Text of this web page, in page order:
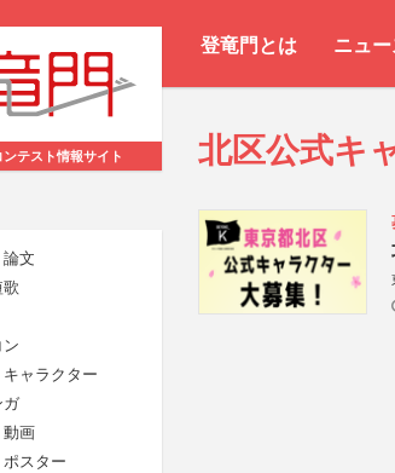
登竜門とは ニュー
ンテスト情報サイト
文
歌
ャラクター
ガ
動画
スター
北区公式キ